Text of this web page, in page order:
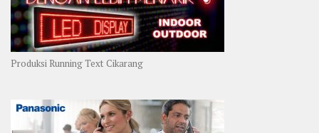
Produksi Running Text Cikarang